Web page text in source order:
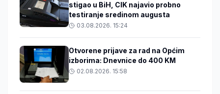
stigao u BiH, CIK najavio probno
testiranje sredinom augusta
03.08.2026. 15:24
Otvorene prijave za rad na Općim
izborima: Dnevnice do 400 KM
02.08.2026. 15:58